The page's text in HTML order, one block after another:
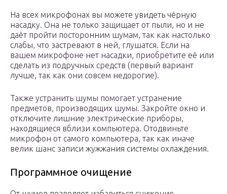
На всех микрофонах вы можете увидеть чёрную
насадку. Она не только защищает от пыли, но и не
даёт пройти посторонним шумам, так как настолько
слабы, что застревают в ней, глушатся. Если на
вашем микрофоне нет насадки, приобретите её или
сделать из подручных средств (первый вариант
лучше, так как они совсем недорогие).
Также устранить шумы помогает устранение
предметов, производящих шумы. Закройте окно и
отключите лишние электрические приборы,
находящиеся вблизи компьютера. Отодвиньте
микрофон от самого компьютера, так как иначе
велик шанс записи жужжания системы охлаждения.
Программное очищение